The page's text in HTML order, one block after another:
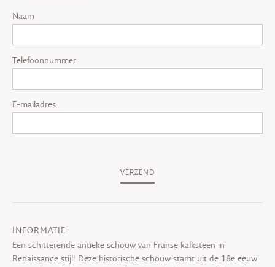
Naam
Telefoonnummer
E-mailadres
VERZEND
INFORMATIE
Een schitterende antieke schouw van Franse kalksteen in
Renaissance stijl! Deze historische schouw stamt uit de 18e eeuw